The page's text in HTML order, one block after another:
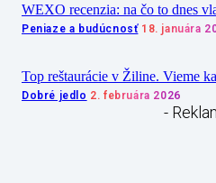
WEXO recenzia: na čo to dnes
Peniaze a budúcnosť 18. januára
Top reštaurácie v Žiline. Vieme
Dobré jedlo 2. februára 2026
-